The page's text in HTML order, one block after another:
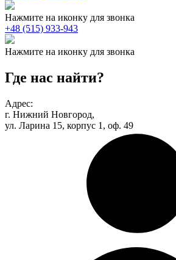
Нажмите на иконку для звонка
+48 (515) 933-943
Нажмите на иконку для звонка
Где нас найти?
Адрес:
г. Нижний Новгород,
ул. Ларина 15, корпус 1, оф. 49